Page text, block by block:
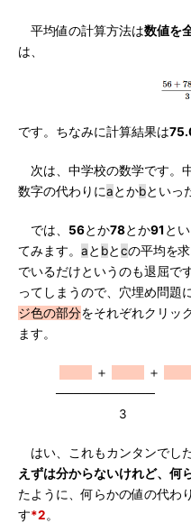
平均値の計算方法は数値を
は、
です。ちなみに計算結果は
次は、中学校の数学です。
数字の代わりにaとかbといっ
では、 56とか78とか91 と
てみます。 aと bとcの平均を
でいるだけというのも退屈で
ってしまうので、穴埋め問題
ジ色の部分をそれぞれクリッ
ます。
＋
＋
───────────
3
はい、これもカンタンでした
えずは分からないけれど、何
たように、何らかの値の代わ
す*2。